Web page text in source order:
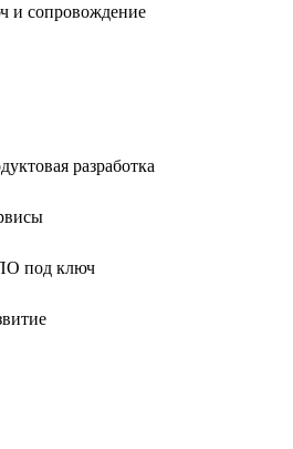
и сопровождение
разработка
под ключ